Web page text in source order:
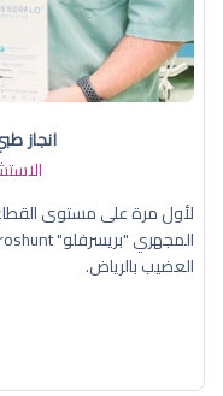
انجاز
لأول مرة على مستوى
العضيب بالرياض.